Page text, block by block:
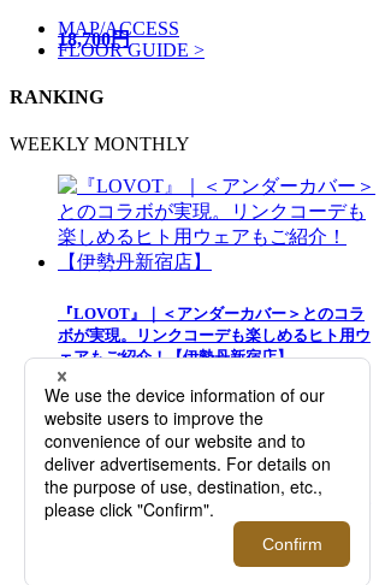
18,700円
MAP/ACCESS
FLOOR GUIDE >
RANKING
WEEKLY MONTHLY
『LOVOT』｜＜アンダーカバー＞とのコラ
ボが実現。リンクコーデも楽しめるヒト用ウ
ェアもご紹介！【伊勢丹新宿店】
メンズ「日傘」徹底解説！失敗しない選び方
とおすすめ商品紹介【2026年5月更新】